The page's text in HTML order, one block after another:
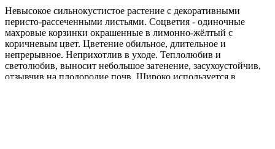
Невысокое сильнокустистое растение с декоративными
перисто-рассеченными листьями. Соцветия - одиночные
махровые корзинки окрашенные в лимонно-жёлтый с
коричневым цвет. Цветение обильное, длительное и
непрерывное. Неприхотлив в уходе. Теплолюбив и
светолюбив, выносит небольшое затенение, засухоустойчив,
отзывчив на плодородие почв. Широко используется в